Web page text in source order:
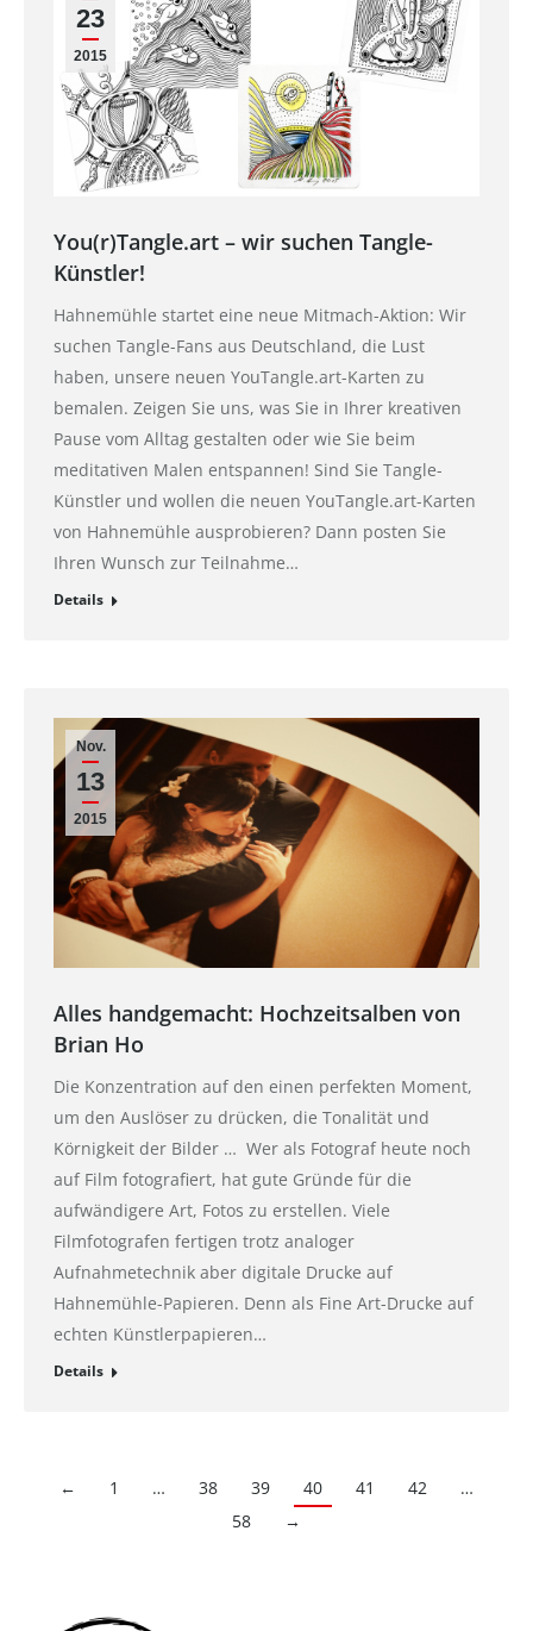
23
2015
You(r)Tangle.art – wir suchen Tangle-
Künstler!
Hahnemühle startet eine neue Mitmach-Aktion: Wir
suchen Tangle-Fans aus Deutschland, die Lust
haben, unsere neuen YouTangle.art-Karten zu
bemalen. Zeigen Sie uns, was Sie in Ihrer kreativen
Pause vom Alltag gestalten oder wie Sie beim
meditativen Malen entspannen! Sind Sie Tangle-
Künstler und wollen die neuen YouTangle.art-Karten
von Hahnemühle ausprobieren? Dann posten Sie
Ihren Wunsch zur Teilnahme…
Details
Nov.
13
2015
Alles handgemacht: Hochzeitsalben von
Brian Ho
Die Konzentration auf den einen perfekten Moment,
um den Auslöser zu drücken, die Tonalität und
Körnigkeit der Bilder … Wer als Fotograf heute noch
auf Film fotografiert, hat gute Gründe für die
aufwändigere Art, Fotos zu erstellen. Viele
Filmfotografen fertigen trotz analoger
Aufnahmetechnik aber digitale Drucke auf
Hahnemühle-Papieren. Denn als Fine Art-Drucke auf
echten Künstlerpapieren…
Details
← 1 … 38 39 40 41 42
…
58
→